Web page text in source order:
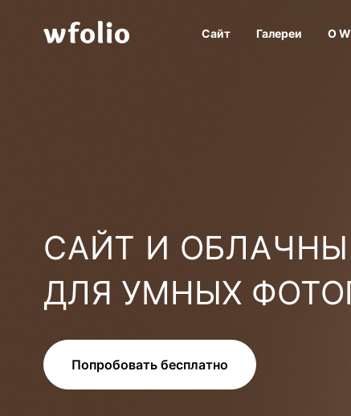
Сайт Галереи О
САЙТ И
ДЛЯ УМНЫХ
Попробовать бесплатно